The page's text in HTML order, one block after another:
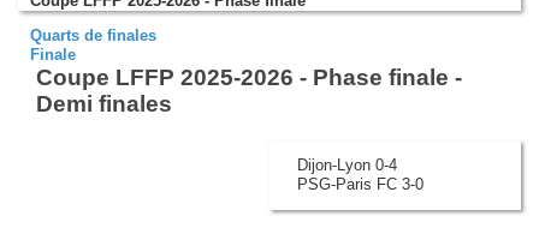
Quarts de finales
Finale
Coupe LFFP 2025-2026 - Phase finale -
Demi finales
Dijon-Lyon 0-4
PSG-Paris FC 3-0